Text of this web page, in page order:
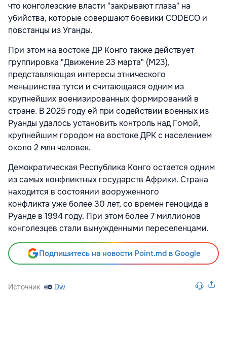
что конголезские власти "закрывают глаза" на
убийства, которые совершают боевики CODECO и
повстанцы из Уганды.
При этом на востоке ДР Конго также действует
группировка "Движение 23 марта" (M23),
представляющая интересы этнического
меньшинства тутси и считающаяся одним из
крупнейших военизированных формирований в
стране. В 2025 году ей при содействии военных из
Руанды удалось установить контроль над Гомой,
крупнейшим городом на востоке ДРК с населением
около 2 млн человек.
Демократическая Республика Конго остается одним
из самых конфликтных государств Африки. Страна
находится в состоянии вооруженного
конфликта уже более 30 лет, со времен геноцида в
Руанде в 1994 году. При этом более 7 миллионов
конголезцев стали вынужденными переселенцами.
Подпишитесь на новости Point.md в Google
Источник Dw